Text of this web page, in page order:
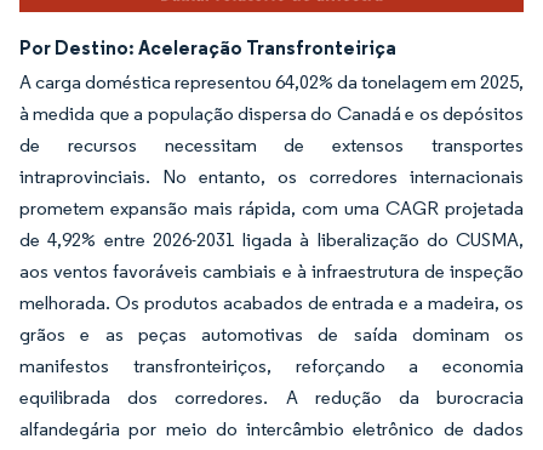
Por Destino: Aceleração Transfronteiriça
A carga doméstica representou 64,02% da tonelagem em 2025,
à medida que a população dispersa do Canadá e os depósitos
de recursos necessitam de extensos transportes
intraprovinciais. No entanto, os corredores internacionais
prometem expansão mais rápida, com uma CAGR projetada
de 4,92% entre 2026-2031 ligada à liberalização do CUSMA,
aos ventos favoráveis cambiais e à infraestrutura de inspeção
melhorada. Os produtos acabados de entrada e a madeira, os
grãos e as peças automotivas de saída dominam os
manifestos transfronteiriços, reforçando a economia
equilibrada dos corredores. A redução da burocracia
alfandegária por meio do intercâmbio eletrônico de dados